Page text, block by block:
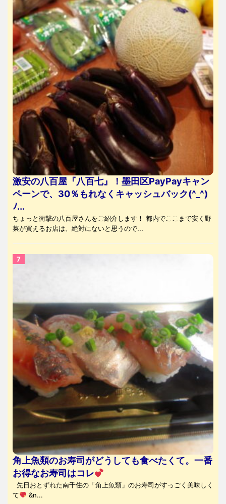
激安の八百屋『八百七』！墨田区PayPayキャン
ペーンで、30％もれなくキャッシュバック(^_^)
ﾉ...
ちょっと衝撃の八百屋さんをご紹介します！ 都内でここまで安く野
菜が買えるお店は、絶対にないと思うので...
角上魚類のお寿司がどうしても食べたくて。一番
お得なお寿司はコレ
先日おとずれた南千住の「角上魚類」のお寿司がすっごく美味しく
て
&n...